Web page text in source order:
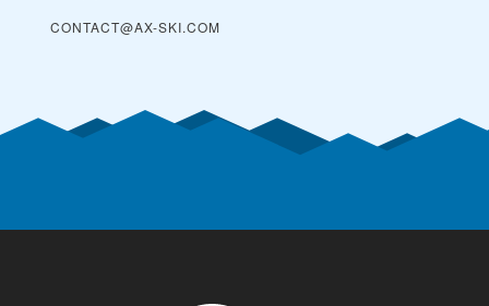
CONTACT@AX-SKI.COM